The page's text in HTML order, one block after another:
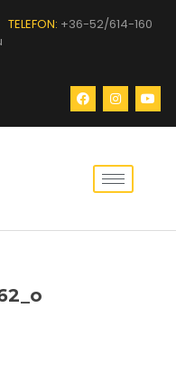
TELEFON: +36-52/614-160